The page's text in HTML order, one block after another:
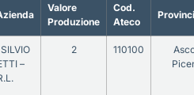
Valore
Produzione
Cod.
Ateco
–
2 110100